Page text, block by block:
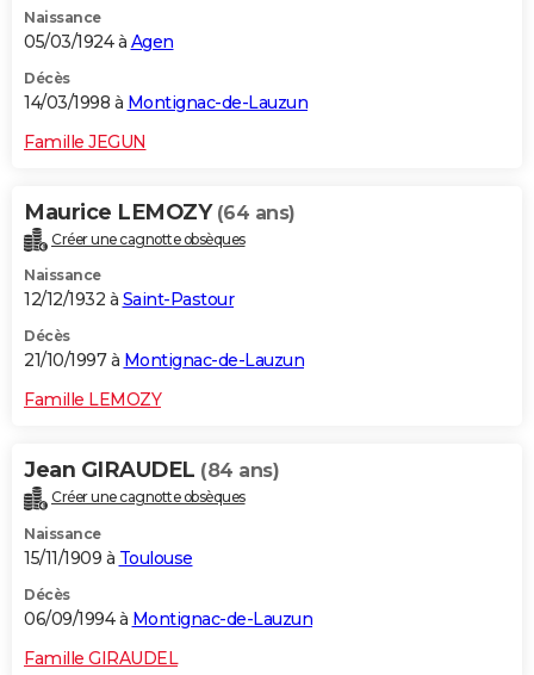
Naissance
05/03/1924 à Agen
Décès
14/03/1998 à Montignac-de-Lauzun
Famille JEGUN
Maurice LEMOZY (64 ans)
Créer une cagnotte obsèques
Naissance
12/12/1932 à Saint-Pastour
Décès
21/10/1997 à Montignac-de-Lauzun
Famille LEMOZY
Jean GIRAUDEL (84 ans)
Créer une cagnotte obsèques
Naissance
15/11/1909 à Toulouse
Décès
06/09/1994 à Montignac-de-Lauzun
Famille GIRAUDEL